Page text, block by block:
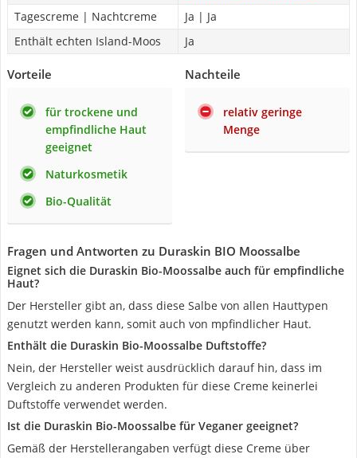
Tagescreme | Nachtcreme
Ja | Ja
Enthält echten Island-Moos
Ja
Vorteile
für trockene und
empfindliche Haut
geeignet
Naturkosmetik
Bio-Qualität
Nachteile
relativ geringe
Menge
Fragen und Antworten zu Duraskin BIO Moossalbe
Eignet sich die Duraskin Bio-Moossalbe auch für empfindliche
Haut?
Der Hersteller gibt an, dass diese Salbe von allen Hauttypen
genutzt werden kann, somit auch von mpfindlicher Haut.
Enthält die Duraskin Bio-Moossalbe Duftstoffe?
Nein, der Hersteller weist ausdrücklich darauf hin, dass im
Vergleich zu anderen Produkten für diese Creme keinerlei
Duftstoffe verwendet werden.
Ist die Duraskin Bio-Moossalbe für Veganer geeignet?
Gemäß der Herstellerangaben verfügt diese Creme über